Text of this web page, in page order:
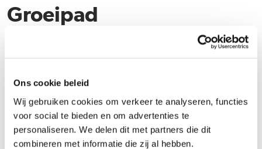
Ons cookie beleid
Wij gebruiken cookies om verkeer te analyseren, functies
voor social te bieden en om advertenties te
personaliseren. We delen dit met partners die dit
combineren met informatie die zij al hebben.
Groeipad
We werken met een ontwikkelmodel. Binnen dit model kun je
groeien in salaris als je goed presteert (daar valt ook gedrag onder).
ook altijd open voor interne sollicitaties, ook als mensen niet geheel
aan de eisen voldoen. Met behulp van opleidingen en
begeleiding/(externe) coaching helpen we mensen dan goed te
landen in de nieuwe functie.